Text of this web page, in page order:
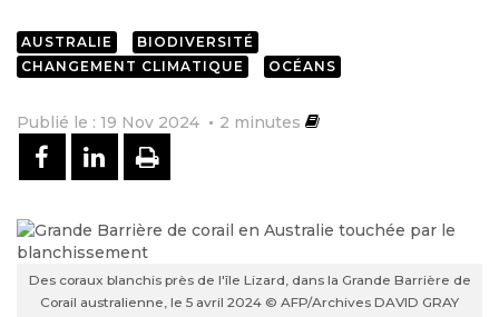
AUSTRALIE
BIODIVERSITÉ
CHANGEMENT CLIMATIQUE
OCÉANS
Publié le : 19 Nov 2024 2 minutes
PARTAGER SUR FACEBOOK
PARTAGER SUR LINKEDIN
IMPRIMER
Des coraux blanchis près de l'île Lizard, dans la Grande Barrière de
Corail australienne, le 5 avril 2024 © AFP/Archives DAVID GRAY